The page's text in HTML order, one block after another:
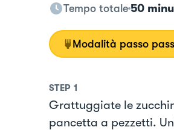
Tempo totale 50
Modalità passo
STEP 1
Grattuggiate le
pancetta a pezzetti.